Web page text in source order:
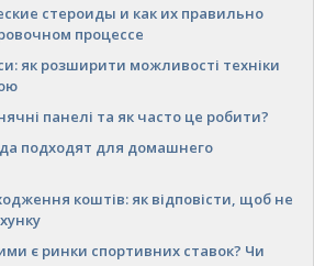
стероиды и как их правильно
процессе
як розширити можливості техніки
панелі та як часто це робити?
подходят для домашнего
коштів: як відповісти, щоб не
є ринки спортивних ставок? Чи